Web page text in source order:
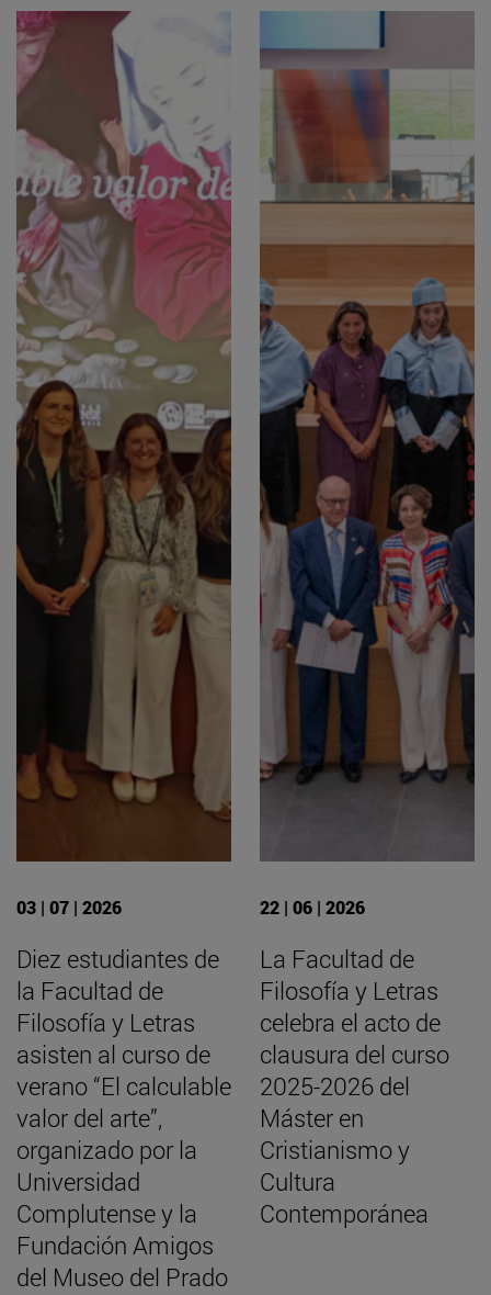
03 | 07 | 2026
Diez estudiantes de
la Facultad de
Filosofía y Letras
asisten al curso de
verano “El calculable
valor del arte”,
organizado por la
Universidad
Complutense y la
Fundación Amigos
del Museo del Prado
22 | 06 | 2026
La Facultad de
Filosofía y Letras
celebra el acto de
clausura del curso
2025-2026 del
Máster en
Cristianismo y
Cultura
Contemporánea